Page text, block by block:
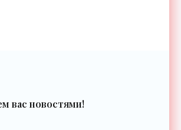
вас новостями!